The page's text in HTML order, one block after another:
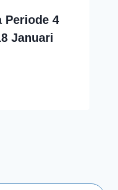
Periode 4
Januari